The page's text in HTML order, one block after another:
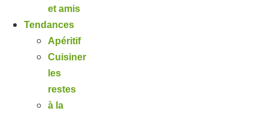
et amis
Tendances
Apéritif
Cuisiner
les
restes
à la